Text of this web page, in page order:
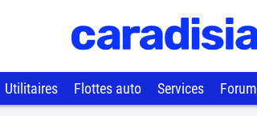
Utilitaires Flottes auto Services Forum